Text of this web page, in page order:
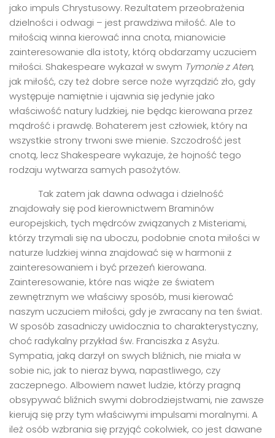
jako impuls Chrystusowy. Rezultatem przeobrażenia
dzielności i odwagi – jest prawdziwa miłość. Ale to
miłością winna kierować inna cnota, mianowicie
zainteresowanie dla istoty, którą obdarzamy uczuciem
miłości. Shakespeare wykazał w swym Tymonie z Aten,
jak miłość, czy też dobre serce noże wyrządzić zło, gdy
występuje namiętnie i ujawnia się jedynie jako
właściwość natury ludzkiej, nie będąc kierowana przez
mądrość i prawdę. Bohaterem jest człowiek, który na
wszystkie strony trwoni swe mienie. Szczodrość jest
cnotą, lecz Shakespeare wykazuje, że hojność tego
rodzaju wytwarza samych pasożytów.
Tak zatem jak dawna odwaga i dzielność
znajdowały się pod kierownictwem Braminów
europejskich, tych mędrców związanych z Misteriami,
którzy trzymali się na uboczu, podobnie cnota miłości w
naturze ludzkiej winna znajdować się w harmonii z
zainteresowaniem i być przezeń kierowana.
Zainteresowanie, które nas wiąże ze światem
zewnętrznym we właściwy sposób, musi kierować
naszym uczuciem miłości, gdy je zwracany na ten świat.
W sposób zasadniczy uwidocznia to charakterystyczny,
choć radykalny przykład św. Franciszka z Asyżu.
Sympatia, jaką darzył on swych bliźnich, nie miała w
sobie nic, jak to nieraz bywa, napastliwego, czy
zaczepnego. Albowiem nawet ludzie, którzy pragną
obsypywać bliźnich swymi dobrodziejstwami, nie zawsze
kierują się przy tym właściwymi impulsami moralnymi. A
ileż osób wzbrania się przyjąć cokolwiek, co jest dawane